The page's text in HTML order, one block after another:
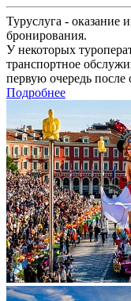
Туруслуга - оказание
бронирования.
У некоторых
транспортное
первую очередь после
Подробнее